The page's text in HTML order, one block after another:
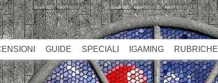
GUIDE SPECIALI IGAMING RUBRICHE